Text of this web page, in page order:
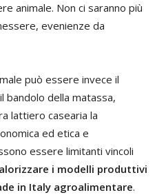
animale. Non ci saranno più
evenienze da
può essere invece il
della matassa,
lattiero casearia la
ed etica e
essere limitanti vincoli
i modelli produttivi
in Italy agroalimentare.